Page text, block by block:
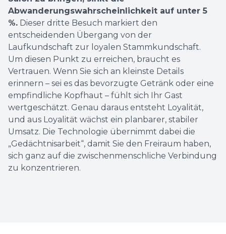
Abwanderungswahrscheinlichkeit auf unter 5
%. Dieser dritte Besuch markiert den
entscheidenden Übergang von der
Laufkundschaft zur loyalen Stammkundschaft.
Um diesen Punkt zu erreichen, braucht es
Vertrauen. Wenn Sie sich an kleinste Details
erinnern – sei es das bevorzugte Getränk oder eine
empfindliche Kopfhaut – fühlt sich Ihr Gast
wertgeschätzt. Genau daraus entsteht Loyalität,
und aus Loyalität wächst ein planbarer, stabiler
Umsatz. Die Technologie übernimmt dabei die
„Gedächtnisarbeit“, damit Sie den Freiraum haben,
sich ganz auf die zwischenmenschliche Verbindung
zu konzentrieren.